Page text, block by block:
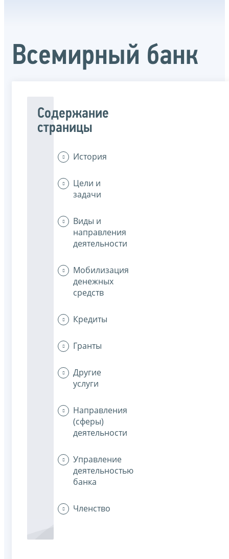
Всемирный банк
Содержание
страницы
История
Цели и
задачи
Виды и
направления
деятельности
Мобилизация
денежных
средств
Кредиты
Гранты
Другие
услуги
Направления
(сферы)
деятельности
Управление
деятельностью
банка
Членство